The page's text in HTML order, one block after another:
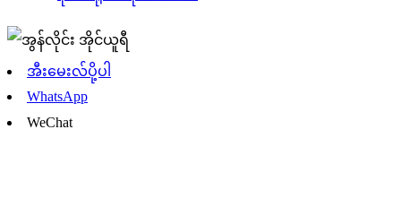
အီးမေးလ်ပို့ပါ
WhatsApp
WeChat